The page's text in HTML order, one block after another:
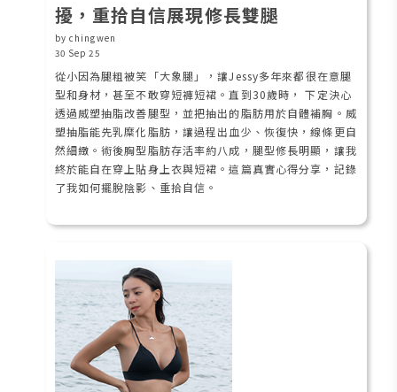
擾，重拾自信展現修長雙腿
by chingwen
30 Sep 25
從小因為腿粗被笑「大象腿」，讓Jessy多年來都很在意腿
型和身材，甚至不敢穿短褲短裙。直到30歲時， 下定決心
透過威塑抽脂改善腿型，並把抽出的脂肪用於自體補胸。威
塑抽脂能先乳糜化脂肪，讓過程出血少、恢復快，線條更自
然細緻。術後胸型脂肪存活率約八成，腿型修長明顯，讓我
終於能自在穿上貼身上衣與短裙。這篇真實心得分享，記錄
了我如何擺脫陰影、重拾自信。